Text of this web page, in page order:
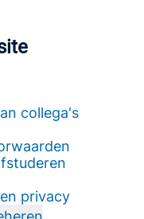
collega's
privacy